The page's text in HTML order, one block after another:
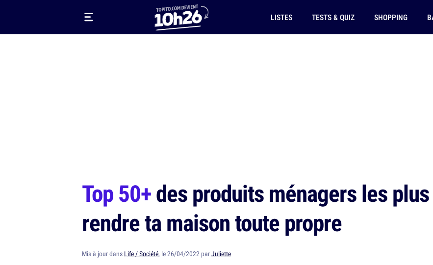
LISTES TESTS & QUIZ SHOPPING
Top 50+des produits ménagers les
rendre ta maison toute propre
Mis à jour dans Life / Société, le 26/04/2022 parJuliette